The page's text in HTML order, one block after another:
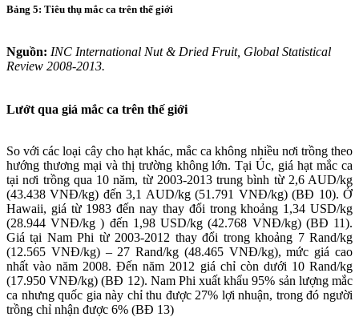
Bảng 5: Tiêu thụ mắc ca trên thế giới
Nguồn: INC International Nut & Dried Fruit, Global Statistical
Review 2008-2013.
Lướt qua giá mắc ca trên thế giới
So với các loại cây cho hạt khác, mắc ca không nhiều nơi trồng theo
hướng thương mại và thị trường không lớn. Tại Úc, giá hạt mắc ca
tại nơi trồng qua 10 năm, từ 2003-2013 trung bình từ 2,6 AUD/kg
(43.438 VNĐ/kg) đến 3,1 AUD/kg (51.791 VNĐ/kg) (BĐ 10). Ở
Hawaii, giá từ 1983 đến nay thay đổi trong khoảng 1,34 USD/kg
(28.944 VNĐ/kg ) đến 1,98 USD/kg (42.768 VNĐ/kg) (BĐ 11).
Giá tại Nam Phi từ 2003-2012 thay đổi trong khoảng 7 Rand/kg
(12.565 VNĐ/kg) – 27 Rand/kg (48.465 VNĐ/kg), mức giá cao
nhất vào năm 2008. Đến năm 2012 giá chỉ còn dưới 10 Rand/kg
(17.950 VNĐ/kg) (BĐ 12). Nam Phi xuất khẩu 95% sản lượng mắc
ca nhưng quốc gia này chỉ thu được 27% lợi nhuận, trong đó người
trồng chỉ nhận được 6% (BĐ 13)